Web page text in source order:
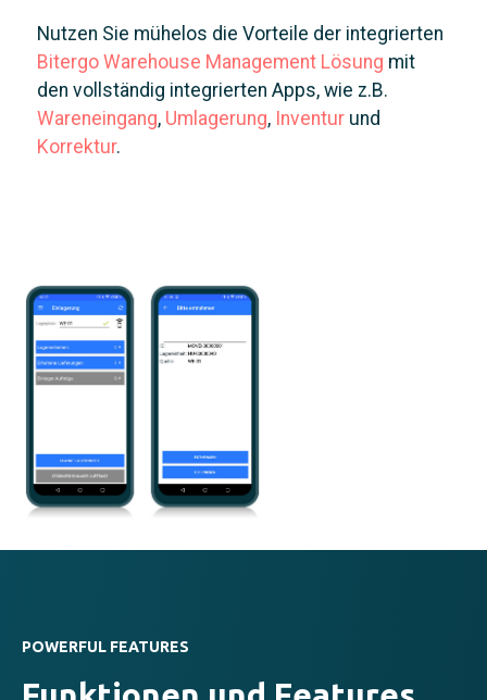
Nutzen Sie mühelos die Vorteile der integrierten
Bitergo Warehouse Management Lösung mit
den vollständig integrierten Apps, wie z.B.
Wareneingang, Umlagerung, Inventur und
Korrektur.
POWERFUL FEATURES